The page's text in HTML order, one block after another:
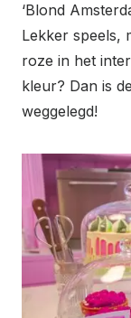
‘Blond
Lekker speels,
roze in het
kleur? Dan is
weggelegd!